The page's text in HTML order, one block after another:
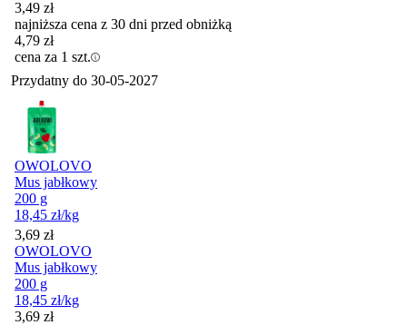
3,49 zł
najniższa cena z 30 dni przed obniżką
4,79 zł
cena za 1 szt.
Przydatny do 30-05-2027
OWOLOVO
Mus jabłkowy
200 g
18,45 zł/kg
Cena
3,69 zł
OWOLOVO
Mus jabłkowy
200 g
18,45 zł/kg
Cena
3,69 zł